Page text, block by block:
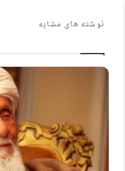
نوشته های مشابه